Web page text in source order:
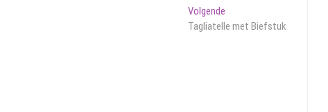
Volgende
bericht:
Tagliatelle met Biefstuk